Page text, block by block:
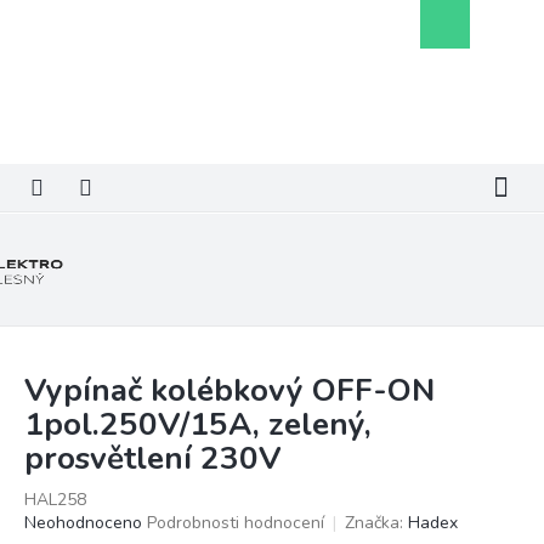
košík
Vypínač kolébkový OFF-ON
1pol.250V/15A, zelený,
prosvětlení 230V
HAL258
Průměrné
Neohodnoceno Podrobnosti hodnocení Značka: Hadex